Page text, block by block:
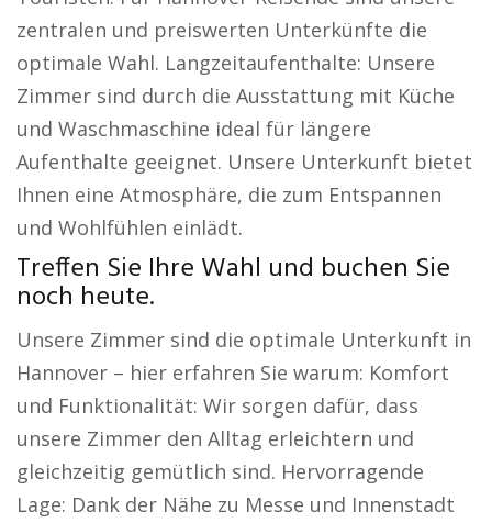
zentralen und preiswerten Unterkünfte die
optimale Wahl. Langzeitaufenthalte: Unsere
Zimmer sind durch die Ausstattung mit Küche
und Waschmaschine ideal für längere
Aufenthalte geeignet. Unsere Unterkunft bietet
Ihnen eine Atmosphäre, die zum Entspannen
und Wohlfühlen einlädt.
Treffen Sie Ihre Wahl und buchen Sie
noch heute.
Unsere Zimmer sind die optimale Unterkunft in
Hannover – hier erfahren Sie warum: Komfort
und Funktionalität: Wir sorgen dafür, dass
unsere Zimmer den Alltag erleichtern und
gleichzeitig gemütlich sind. Hervorragende
Lage: Dank der Nähe zu Messe und Innenstadt